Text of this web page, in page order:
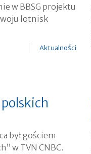
w BBSG projektu
lotnisk
Aktualności
polskich
był gościem
w TVN CNBC.